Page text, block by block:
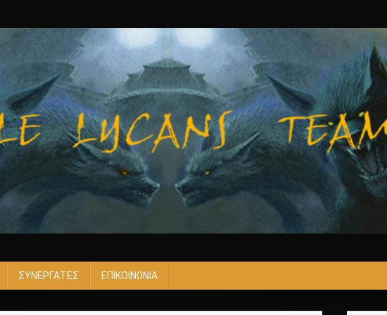
ΣΥΝΕΡΓΑΤΕΣ ΕΠΙΚΟΙΝΩΝΙΑ